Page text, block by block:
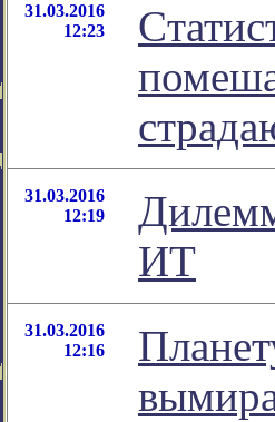
31.03.2016
12:23
31.03.2016
12:19
ИТ
31.03.2016
12:16